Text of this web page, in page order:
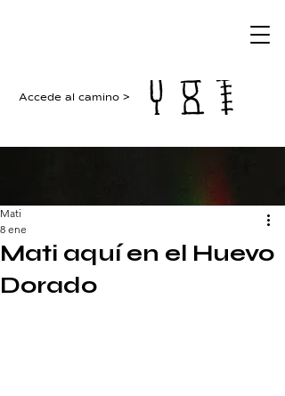
Accede al camino >
Mati aquí en el Huevo
Dorado
Mati
8 ene